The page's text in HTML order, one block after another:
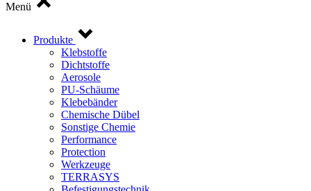
Menü
Produkte
Klebstoffe
Dichtstoffe
Aerosole
PU-Schäume
Klebebänder
Chemische Dübel
Sonstige Chemie
Performance
Protection
Werkzeuge
TERRASYS